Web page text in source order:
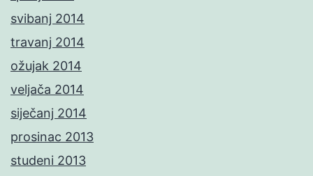
svibanj 2014
travanj 2014
ožujak 2014
veljača 2014
siječanj 2014
prosinac 2013
studeni 2013